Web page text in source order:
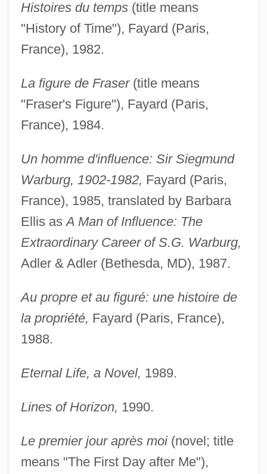
Histoires du temps(title means
"History of Time"), Fayard (Paris,
France), 1982.
La figure de Fraser(title means
"Fraser's Figure"), Fayard (Paris,
France), 1984.
Un homme d'influence: Sir Siegmund
Warburg, 1902-1982, Fayard (Paris,
France), 1985, translated by Barbara
Ellis asA Man of Influence: The
Extraordinary Career of S.G. Warburg,
Adler & Adler (Bethesda, MD), 1987.
Au propre et au figuré: une histoire de
la propriété, Fayard (Paris, France),
1988.
Eternal Life, a Novel, 1989.
Lines of Horizon, 1990.
Le premier jour après moi(novel; title
means "The First Day after Me"),